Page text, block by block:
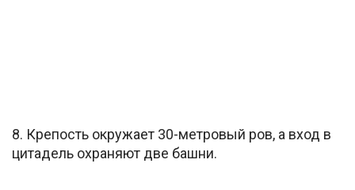
8. Крепость окружает 30-метровый ров, а вход в
цитадель охраняют две башни.